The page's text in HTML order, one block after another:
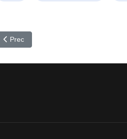
Articolo precedente: BladedFeline
Prec